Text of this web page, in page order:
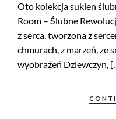
Oto kolekcja sukien
Room – Ślubne
z serca, tworzona z
chmurach, z marzeń, ze
wyobrażeń Dziewczyn,